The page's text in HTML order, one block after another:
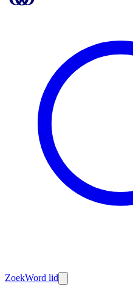
ZoekWord lid